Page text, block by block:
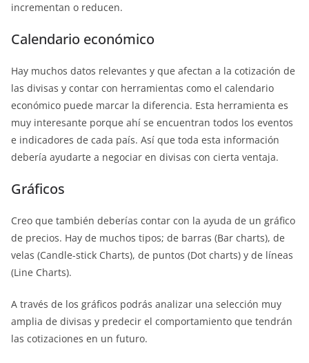
incrementan o reducen.
Calendario económico
Hay muchos datos relevantes y que afectan a la cotización de
las divisas y contar con herramientas como el calendario
económico puede marcar la diferencia. Esta herramienta es
muy interesante porque ahí se encuentran todos los eventos
e indicadores de cada país. Así que toda esta información
debería ayudarte a negociar en divisas con cierta ventaja.
Gráficos
Creo que también deberías contar con la ayuda de un gráfico
de precios. Hay de muchos tipos; de barras (Bar charts), de
velas (Candle-stick Charts), de puntos (Dot charts) y de líneas
(Line Charts).
A través de los gráficos podrás analizar una selección muy
amplia de divisas y predecir el comportamiento que tendrán
las cotizaciones en un futuro.